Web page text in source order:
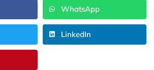
WhatsApp
LinkedIn